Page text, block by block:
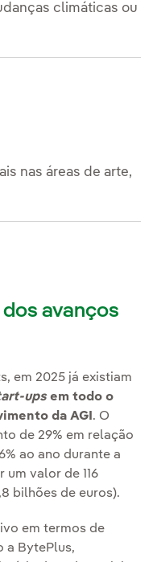
climáticas ou
nas áreas de arte,
avanços
em 2025 já existiam
upsem todo o
da AGI. O
de 29% em relação
ao ano durante a
valor de 116
bilhões de euros).
em termos de
a BytePlus,